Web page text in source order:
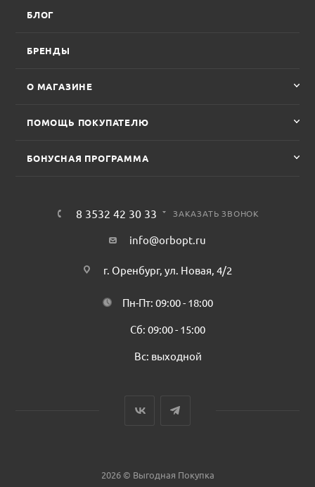
БЛОГ
БРЕНДЫ
О МАГАЗИНЕ
ПОМОЩЬ ПОКУПАТЕЛЮ
БОНУСНАЯ ПРОГРАММА
8 3532 42 30 33 ЗАКАЗАТЬ ЗВОНОК
info@orbopt.ru
г. Оренбург, ул. Новая, 4/2
Пн-Пт: 09:00 - 18:00
Сб: 09:00 - 15:00
Вс: выходной
2026 © Выгодная Покупка